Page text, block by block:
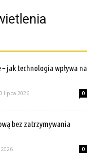
jak technologia wpływa na
lipca 2026 0
bez zatrzymywania
0